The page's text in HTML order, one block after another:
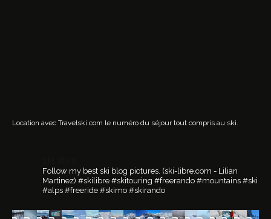
Location avec Travelski.com le numéro du séjour tout compris au ski.
Follow my best ski blog pictures. (ski-libre.com - Lilian
Martinez) #skilibre #skitouring #freerando #mountains #ski
#alps #freeride #skimo #skirando